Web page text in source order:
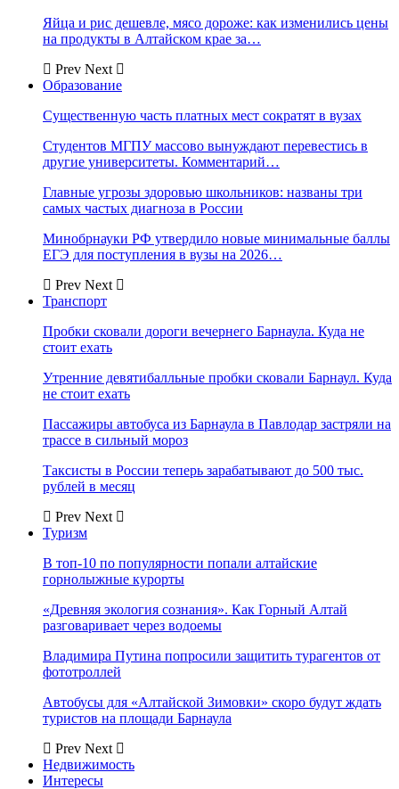
Яйца и рис дешевле, мясо дороже: как изменились цены
на продукты в Алтайском крае за…
Prev Next
Образование
Существенную часть платных мест сократят в вузах
Студентов МГПУ массово вынуждают перевестись в
другие университеты. Комментарий…
Главные угрозы здоровью школьников: названы три
самых частых диагноза в России
Минобрнауки РФ утвердило новые минимальные баллы
ЕГЭ для поступления в вузы на 2026…
Prev Next
Транспорт
Пробки сковали дороги вечернего Барнаула. Куда не
стоит ехать
Утренние девятибалльные пробки сковали Барнаул. Куда
не стоит ехать
Пассажиры автобуса из Барнаула в Павлодар застряли на
трассе в сильный мороз
Таксисты в России теперь зарабатывают до 500 тыс.
рублей в месяц
Prev Next
Туризм
В топ-10 по популярности попали алтайские
горнолыжные курорты
«Древняя экология сознания». Как Горный Алтай
разговаривает через водоемы
Владимира Путина попросили защитить турагентов от
фототроллей
Автобусы для «Алтайской Зимовки» скоро будут ждать
туристов на площади Барнаула
Prev Next
Недвижимость
Интересы